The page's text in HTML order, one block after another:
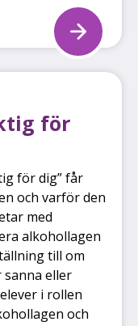
för
för dig” får
och varför den
med
alkohollagen
till om
sanna eller
i rollen
och